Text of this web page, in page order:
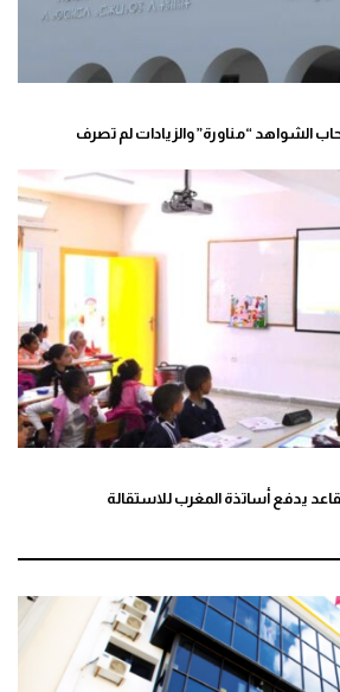
الشواهد “مناورة” والزيادات لم تصرف
يدفع أساتذة المغرب للاستقالة